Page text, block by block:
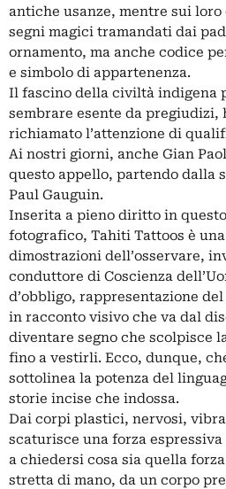
antiche usanze, mentre sui
segni magici tramandati dai
ornamento, ma anche codice
e simbolo di appartenenza.
Il fascino della civiltà indigena
sembrare esente da pregiudizi,
richiamato l’attenzione di
Ai nostri giorni, anche Gian
questo appello, partendo dalla
Paul Gauguin.
Inserita a pieno diritto in
fotografico, Tahiti Tattoos è
dimostrazioni dell’osservare,
conduttore di Coscienza
d’obbligo, rappresentazione
in racconto visivo che va dal
diventare segno che scolpisce
fino a vestirli. Ecco, dunque,
sottolinea la potenza del
storie incise che indossa.
Dai corpi plastici, nervosi,
scaturisce una forza espressiva
a chiedersi cosa sia quella
stretta di mano, da un corpo